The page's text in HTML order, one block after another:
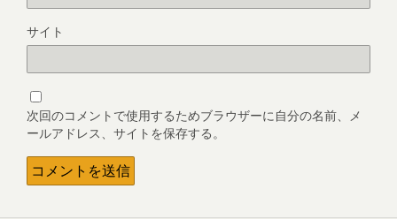
サイト
次回のコメントで使用するためブラウザーに自分の名前、メ
ールアドレス、サイトを保存する。